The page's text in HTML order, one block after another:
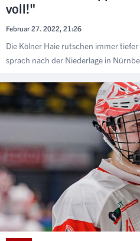
voll!"
Februar 27. 2022, 21:26
Die Kölner Haie rutschen immer
sprach nach der Niederlage in